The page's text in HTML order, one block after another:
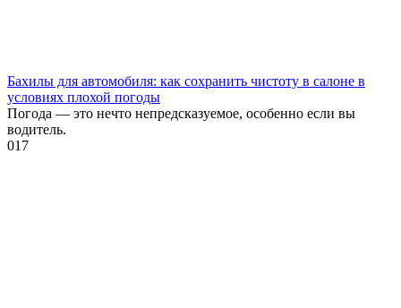
Бахилы для автомобиля: как сохранить чистоту в салоне в
условиях плохой погоды
Погода — это нечто непредсказуемое, особенно если вы
водитель.
017